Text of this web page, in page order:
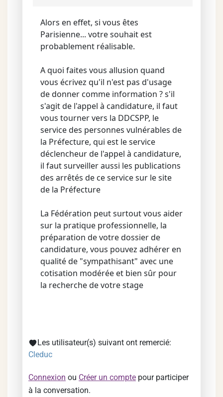
Alors en effet, si vous êtes
Parisienne... votre souhait est
probablement réalisable.
A quoi faites vous allusion quand
vous écrivez qu'il n'est pas d'usage
de donner comme information ? s'il
s'agit de l'appel à candidature, il faut
vous tourner vers la DDCSPP, le
service des personnes vulnérables de
la Préfecture, qui est le service
déclencheur de l'appel à candidature,
il faut surveiller aussi les publications
des arrêtés de ce service sur le site
de la Préfecture
La Fédération peut surtout vous aider
sur la pratique professionnelle, la
préparation de votre dossier de
candidature, vous pouvez adhérer en
qualité de "sympathisant" avec une
cotisation modérée et bien sûr pour
la recherche de votre stage
Les utilisateur(s) suivant ont remercié:
Cleduc
Connexion ou Créer un compte pour participer
à la conversation.